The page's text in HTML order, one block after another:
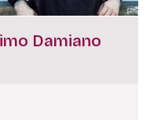
Damiano